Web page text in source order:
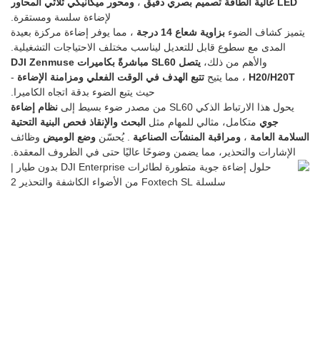
LED عالية الطاقة
تصميم بصري دقيق ، ومحور ميكانيكي ثلاثي المحاور
لإضاءة سلسة ومستقرة.
يتميز كشاف الضوء بزاوية شعاع 14 درجة
، مما يوفر إضاءة مركزة بعيدة
المدى مع سطوع قابل للتعديل ليناسب مختلف الاحتياجات التشغيلية.
والأهم من ذلك،
يتصل SL60 مباشرةً بكاميرات DJI Zenmuse
H20/H20T ، مما يتيح تتبع الهدف في الوقت الفعلي ومزامنة الإضاءة -
حيث يتبع الضوء بدقة اتجاه الكاميرا.
يحول هذا الارتباط الذكي SL60 من مصدر ضوء بسيط إلى
نظام إضاءة
جوي متكامل، مثالي للمهام مثل البحث والإنقاذ فحص البنية التحتية
السلامة العامة ، ومراقبة المنشآت الصناعية . يُحسّن وضع الوميض وظائف
الإشارات والتحذير، مما يضمن وضوحًا عاليًا حتى في الظروف المعقدة.